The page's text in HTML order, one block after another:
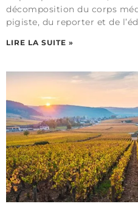
décomposition du corps
pigiste, du reporter et de
LIRE LA SUITE »